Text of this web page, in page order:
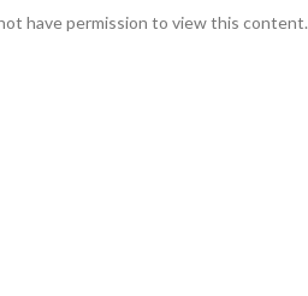
have permission to view this content.